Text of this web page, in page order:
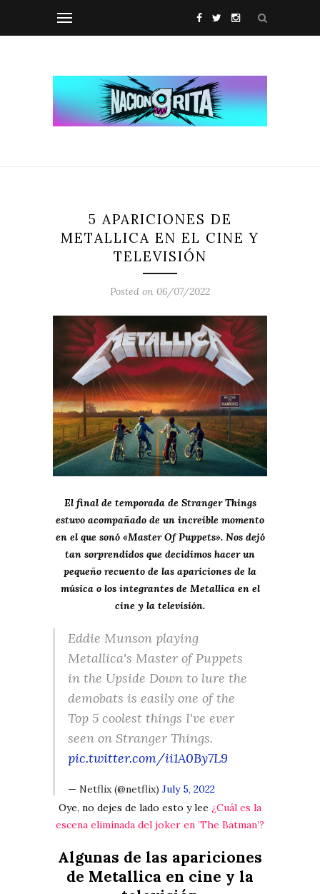
5 APARICIONES DE
METALLICA EN EL CINE Y
TELEVISIÓN
Posted on 06/07/2022
El final de temporada de Stranger Things
estuvo acompañado de un increíble momento
en el que sonó «Master Of Puppets». Nos dejó
tan sorprendidos que decidimos hacer un
pequeño recuento de las apariciones de la
música o los integrantes de Metallica en el
cine y la televisión.
Eddie Munson playing
Metallica's Master of Puppets
in the Upside Down to lure the
demobats is easily one of the
Top 5 coolest things I've ever
seen on Stranger Things.
pic.twitter.com/ii1A0By7L9
— Netflix (@netflix) July 5, 2022
Oye, no dejes de lado esto y lee ¿Cuál es la
escena eliminada del joker en ’The Batman’?
Algunas de las apariciones
de Metallica en cine y la